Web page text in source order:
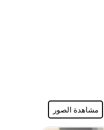
مشاهدة الصور